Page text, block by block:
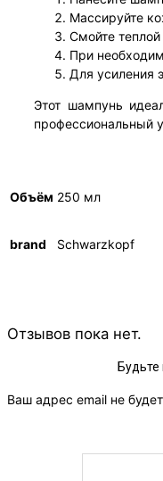
Массируйте
Смойте теплой
При
Для усиления
Этот шампунь
профессиональный
Объём 250 мл
brand Schwarzkopf
Отзывов пока нет.
Ваш адрес email не